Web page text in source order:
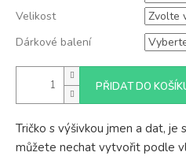
Velikost
Dárkové balení
PŘIDAT DO
Tričko s výšivkou jmen a dat,
můžete nechat vytvořit podle